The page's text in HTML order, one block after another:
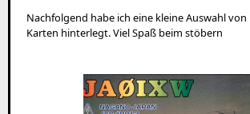
Nachfolgend habe ich eine kleine Auswahl
Karten hinterlegt. Viel Spaß beim stöbern